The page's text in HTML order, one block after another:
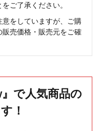
ご了承ください。
をしていますが、ご購
販売価格・販売元をご確
で人気商品の
！